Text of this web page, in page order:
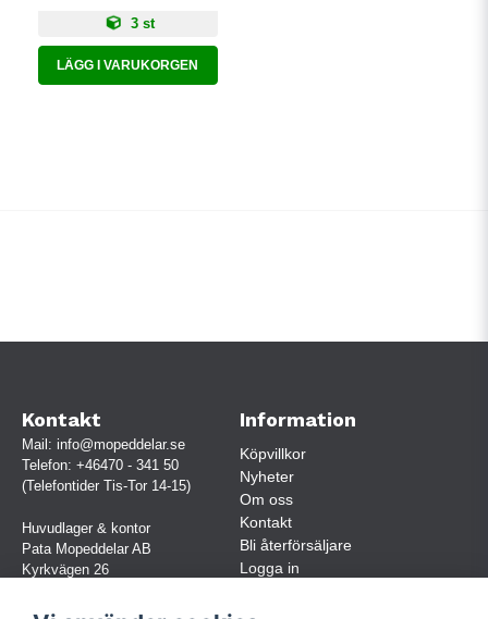
3 st
LÄGG I VARUKORGEN
Kontakt
Mail: info@mopeddelar.se
Telefon: +46470 - 341 50
(Telefontider Tis-Tor 14-15)
Huvudlager & kontor
Pata Mopeddelar AB
Kyrkvägen 26
(OBS. Endast förbokade besök)
Information
Köpvillkor
Nyheter
Om oss
Kontakt
Bli återförsäljare
Logga in